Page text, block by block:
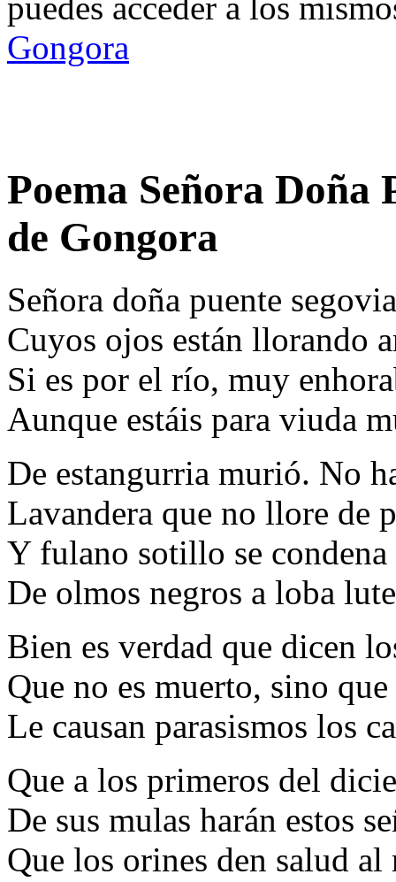
Gongora
Poema Señora Doña
de Gongora
Señora doña puente
Cuyos ojos están llorando
Si es por el río, muy
Aunque estáis para viuda
De estangurria murió. No
Lavandera que no llore de
Y fulano sotillo se condena
De olmos negros a loba
Bien es verdad que dicen
Que no es muerto, sino
Le causan parasismos los
Que a los primeros del
De sus mulas harán estos
Que los orines den salud al